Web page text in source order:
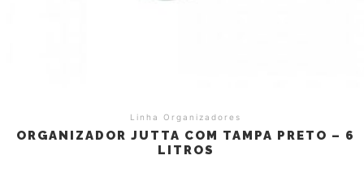
Linha Organizadores
ORGANIZADOR JUTTA COM TAMPA PRETO – 6
LITROS